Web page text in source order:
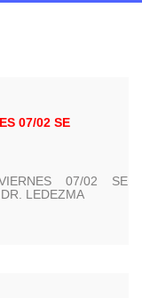
07/02 SE
07/02 SE
LEDEZMA